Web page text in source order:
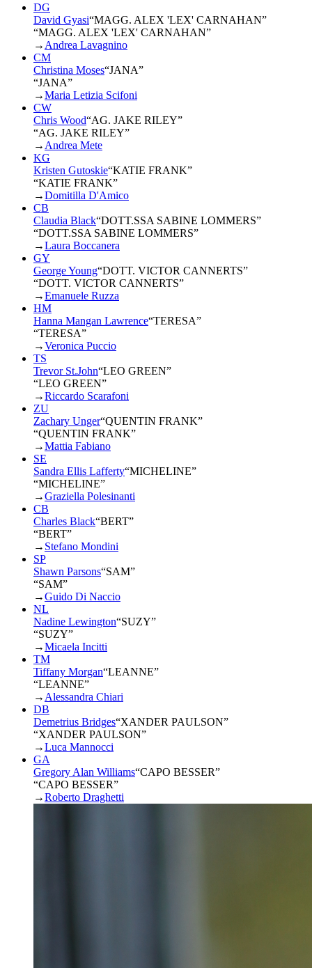
DG
David Gyasi“MAGG. ALEX 'LEX' CARNAHAN”
“MAGG. ALEX 'LEX' CARNAHAN”
→ Andrea Lavagnino
CM
Christina Moses“JANA”
“JANA”
→Maria Letizia Scifoni
CW
Chris Wood“AG. JAKE RILEY”
“AG. JAKE RILEY”
→ Andrea Mete
KG
Kristen Gutoskie“KATIE FRANK”
“KATIE FRANK”
→Domitilla D'Amico
CB
Claudia Black“DOTT.SSA SABINE LOMMERS”
“DOTT.SSA SABINE LOMMERS”
→Laura Boccanera
GY
George Young“DOTT. VICTOR CANNERTS”
“DOTT. VICTOR CANNERTS”
→Emanuele Ruzza
HM
Hanna Mangan Lawrence“TERESA”
“TERESA”
→Veronica Puccio
TS
Trevor St.John“LEO GREEN”
“LEO GREEN”
→Riccardo Scarafoni
ZU
Zachary Unger“QUENTIN FRANK”
“QUENTIN FRANK”
→Mattia Fabiano
SE
Sandra Ellis Lafferty“MICHELINE”
“MICHELINE”
→Graziella Polesinanti
CB
Charles Black“BERT”
“BERT”
→ Stefano Mondini
SP
Shawn Parsons“SAM”
“SAM”
→Guido Di Naccio
NL
Nadine Lewington“SUZY”
“SUZY”
→Micaela Incitti
TM
Tiffany Morgan“LEANNE”
“LEANNE”
→ Alessandra Chiari
DB
Demetrius Bridges“XANDER PAULSON”
“XANDER PAULSON”
→Luca Mannocci
GA
Gregory Alan Williams“CAPO BESSER”
“CAPO BESSER”
→Roberto Draghetti